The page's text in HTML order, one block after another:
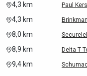
4,3 km Paul
4,3 km
8,0 km
8,9 km Delta T
9,4 km